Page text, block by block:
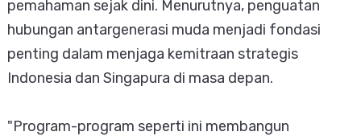
pemahaman sejak dini. Menurutnya, penguatan
hubungan antargenerasi muda menjadi fondasi
penting dalam menjaga kemitraan strategis
Indonesia dan Singapura di masa depan.
"Program-program seperti ini membangun